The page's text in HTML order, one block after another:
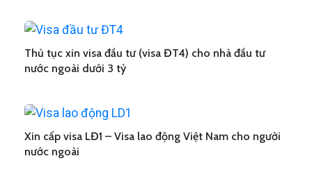
Thủ tục xin visa đầu tư (visa ĐT4) cho nhà đầu tư
nước ngoài dưới 3 tỷ
Xin cấp visa LĐ1 – Visa lao động Việt Nam cho người
nước ngoài